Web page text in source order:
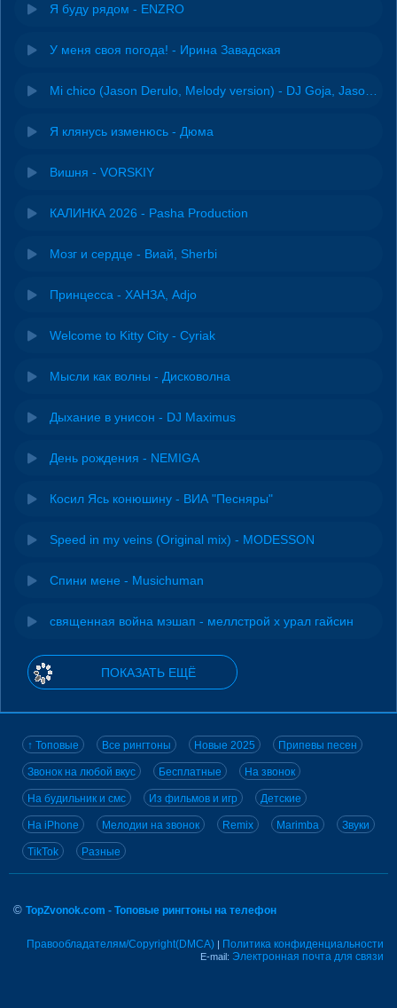
Я буду рядом - ENZRO
У меня своя погода! - Ирина Завадская
Я клянусь изменюсь - Дюма
Вишня - VORSKIY
КАЛИНКА 2026 - Pasha Production
Мозг и сердце - Виай, Sherbi
Принцесса - ХАНЗА, Adjo
Welcome to Kitty City - Cyriak
Мысли как волны - Дисковолна
Дыхание в унисон - DJ Maximus
День рождения - NEMIGA
Косил Ясь конюшину - ВИА "Песняры"
Speed in my veins (Original mix) - MODESSON
Спини мене - Musichuman
священная война мэшап - меллстрой х урал гайсин
ПОКАЗАТЬ ЕЩЁ
↑ Топовые Все рингтоны Новые 2025 Припевы песен
Звонок на любой вкус Бесплатные На звонок
На будильник и смс Из фильмов и игр Детские
На iPhone Мелодии на звонок Remix Marimba Звуки
TikTok Разные
© TopZvonok.com - Топовые рингтоны на телефон
Правообладателям/Copyright(DMCA) | Политика конфиденциальности
E-mail: Электронная почта для связи